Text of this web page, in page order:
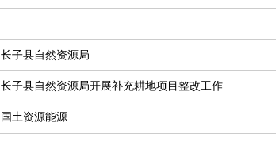
长子县自然资源局
长子县自然资源局开展补充耕地项目整改工作
国土资源能源